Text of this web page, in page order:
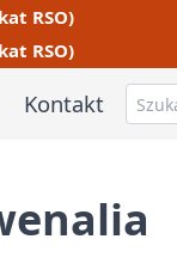
RSO)
RSO)
Kontakt